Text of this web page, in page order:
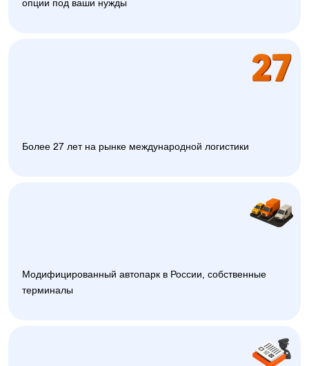
опции под ваши нужды
Более 27 лет на рынке международной логистики
Модифицированный автопарк в России, собственные
терминалы